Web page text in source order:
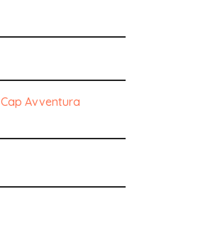
Cap Avventura